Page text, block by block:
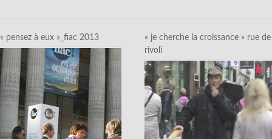
« pensez à eux »_fiac 2013
« je cherche la croissance » rue de
rivoli